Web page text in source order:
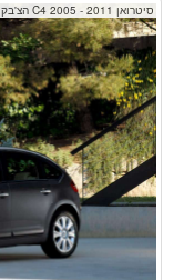
סיטרואן C4 2005 - 2011 הצ'בק - אפור - מבט מלפנים